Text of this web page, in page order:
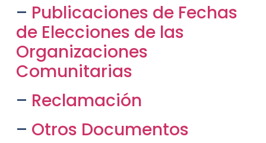
– Publicaciones de Fechas
de Elecciones de las
Organizaciones
Comunitarias
– Reclamación
– Otros Documentos